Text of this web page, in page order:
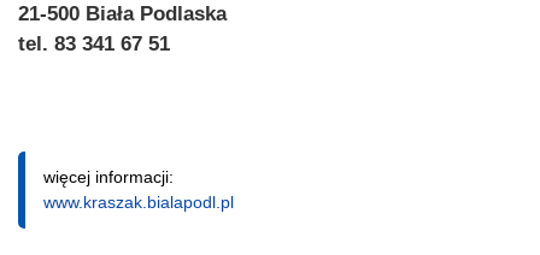
21-500 Biała Podlaska
tel. 83 341 67 51
więcej informacji:
www.kraszak.bialapodl.pl